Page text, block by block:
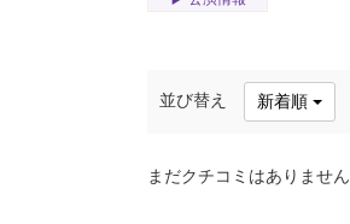
並び替え 新着順
まだクチコミはありません